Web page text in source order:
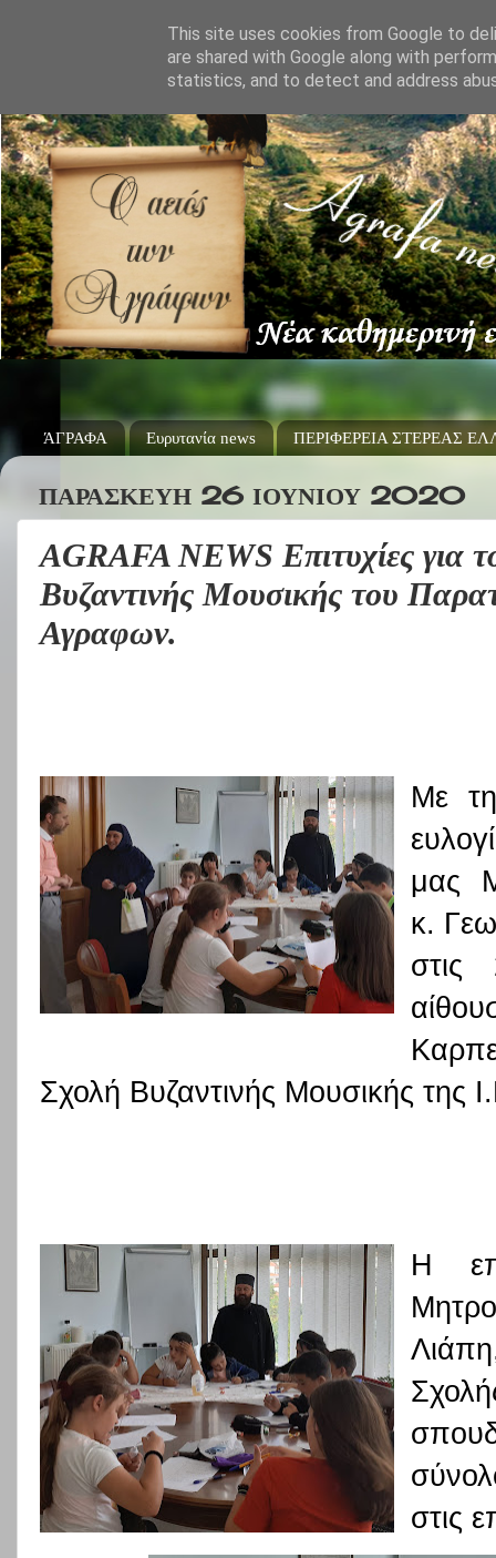
ΆΓΡΑΦΑ Ευρυτανία news ΠΕΡΙΦΕΡΕΙΑ ΣΤΕΡΕΑΣ
ΠΑΡΑΣΚΕΥΉ 26 ΙΟΥΝΊΟΥ 2020
AGRAFA NEWS Επιτυχίες για
Βυζαντινής Μουσικής του
Αγραφων.
Με
μας
κ.
στις
Σχολή Βυζαντινής Μουσικής της
Η
στις
This site uses cookies from Google to
are shared with Google along with
statistics, and to detect and address